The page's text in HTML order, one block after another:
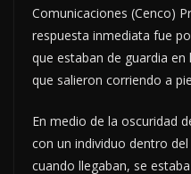
Comunicaciones (Cenco)
respuesta inmediata fue
que estaban de guardia en
que salieron corriendo a
En medio de la oscuridad
con un individuo dentro
cuando llegaban, se